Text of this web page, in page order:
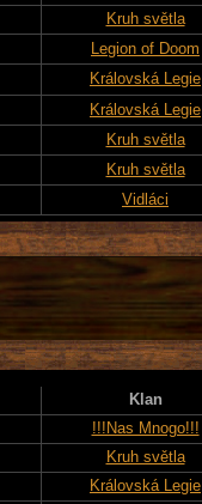
Kruh světla
Legion of Doom
Královská Legie
Královská Legie
Kruh světla
Kruh světla
Vidláci
Klan
!!!Nas Mnogo!!!
Kruh světla
Královská Legie